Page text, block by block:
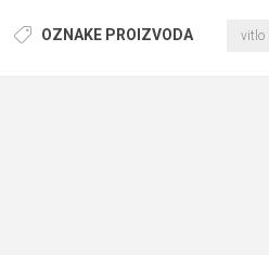
OZNAKE PROIZVODA vitlo